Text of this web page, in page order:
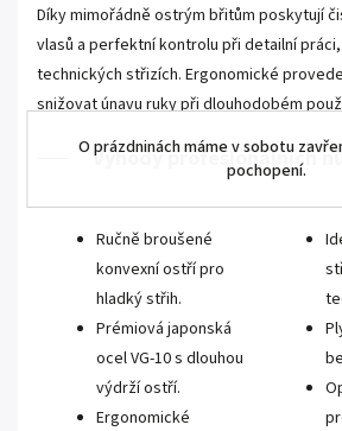
O prázdninách máme v sobotu
pochopení.
Díky mimořádně ostrým břitům poskytují
vlasů a perfektní kontrolu při detailní
technických střizích. Ergonomické
snižovat únavu ruky při dlouhodobém
Výhody profesionálních
Ručně broušené
konvexní ostří pro
hladký střih.
Prémiová japonská
ocel VG-10 s dlouhou
výdrží ostří.
Ergonomické